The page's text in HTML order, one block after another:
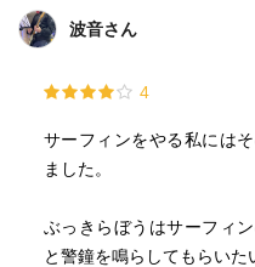
しっかりその価値観に縛ら
それとはまったく違う価値
波音さん
4
サーフィンをやる私には
ました。
ぶっきらぼうはサーフィ
と警鐘を鳴らしてもらいた